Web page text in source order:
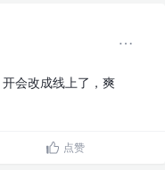
开会改成线上了，爽
点赞